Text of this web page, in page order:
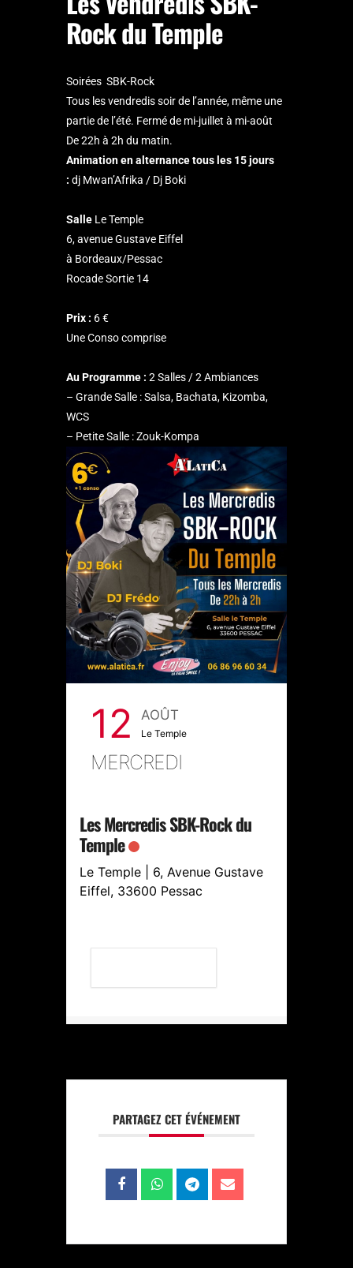
Rock du Temple
Soirées SBK-Rock
Tous les vendredis soir de l’année, même une
partie de l’été. Fermé de mi-juillet à mi-août
De 22h à 2h du matin.
Animation en alternance tous les 15 jours
: dj Mwan’Afrika / Dj Boki
Salle Le Temple
6, avenue Gustave Eiffel
à Bordeaux/Pessac
Rocade Sortie 14
Prix : 6 €
Une Conso comprise
Au Programme : 2 Salles / 2 Ambiances
– Grande Salle : Salsa, Bachata, Kizomba,
WCS
– Petite Salle : Zouk-Kompa
12 AOÛT
Le Temple
MERCREDI
Les Mercredis SBK-Rock du
Temple
Le Temple | 6, Avenue Gustave
Eiffel, 33600 Pessac
PARTAGEZ CET ÉVÉNEMENT